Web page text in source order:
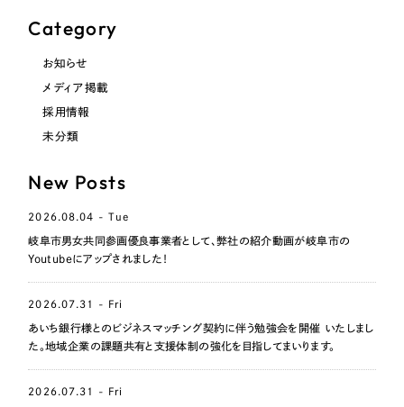
採用サイト制作
?
SEO対策によるアクセス獲得、反響獲得などの"Webマーケティング"から、
ポータルサイト・メディアサイト
キャンペーン・プロモーションサイト
オプションサービス
お客様インタビュー
Outsourcing
リープ・プロジェクト
「反響強化」を目的としたマーケティング代行
リープ・リクルーティング
Category
お知らせ
メディア掲載
採用情報
未分類
New Posts
2026.08.04 - Tue
岐阜市男女共同参画優良事業者として、弊社の紹介動画が岐阜市の
Youtubeにアップされました！
2026.07.31 - Fri
あいち銀行様とのビジネスマッチング契約に伴う勉強会を開催 いたしまし
た。地域企業の課題共有と支援体制の強化を目指してまいります。
2026.07.31 - Fri